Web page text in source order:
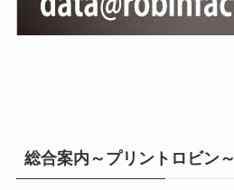
総合案内～プリントロビン～